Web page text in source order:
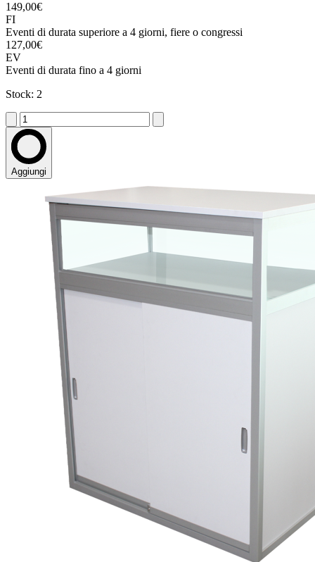
149,00€
FI
Eventi di durata superiore a 4 giorni, fiere o congressi
127,00€
EV
Eventi di durata fino a 4 giorni
Stock: 2
Aggiungi